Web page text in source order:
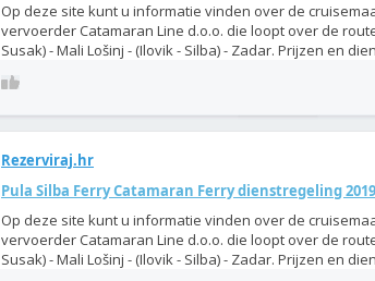
Op deze site kunt u informatie vinden over de
vervoerder Catamaran Line d.o.o. die loopt over de
Susak) - Mali Lošinj - (Ilovik - Silba) - Zadar. Prijzen en
Rezerviraj.hr
Pula Silba Ferry Catamaran Ferry dienstregeling 2019
Op deze site kunt u informatie vinden over de
vervoerder Catamaran Line d.o.o. die loopt over de
Susak) - Mali Lošinj - (Ilovik - Silba) - Zadar. Prijzen en